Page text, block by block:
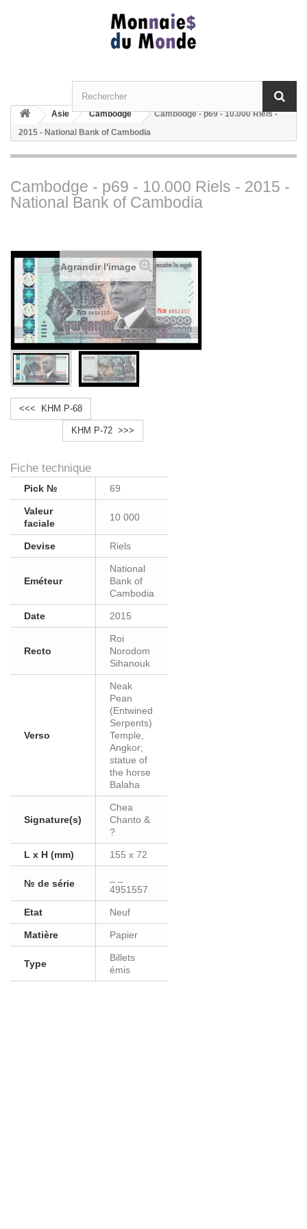
Asie Cambodge
Cambodge - p69 - 10.000 Riels -
2015 - National Bank of Cambodia
Cambodge - p69 - 10.000 Riels - 2015 -
National Bank of Cambodia
Agrandir l'image
<<< KHM P-68
KHM P-72 >>>
Fiche technique
Pick № 69
Valeur
faciale
10 000
Devise Riels
Eméteur
National
Bank of
Cambodia
Date 2015
Recto
Roi
Norodom
Sihanouk
Verso
Neak
Pean
(Entwined
Serpents)
Temple,
Angkor;
statue of
the horse
Balaha
Signature(s)
Chea
Chanto &
?
L x H (mm) 155 x 72
№ de série
4951557
Etat Neuf
Matière Papier
Type
Billets
émis